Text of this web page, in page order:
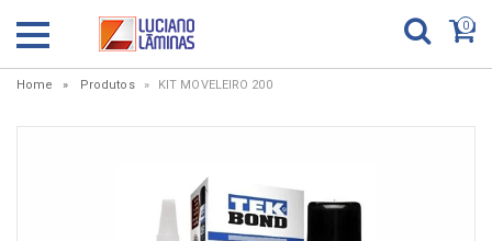
0
Home Produtos KIT MOVELEIRO 200